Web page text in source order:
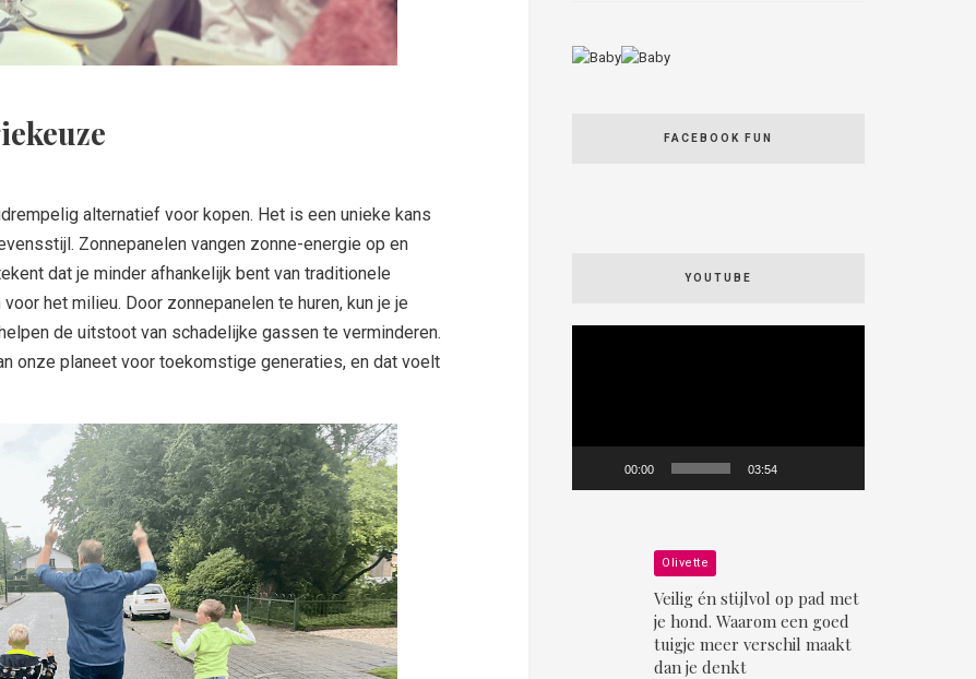
alternatief voor kopen. Het is een unieke kans
Zonnepanelen vangen zonne-energie op en
dat je minder afhankelijk bent van traditionele
het milieu. Door zonnepanelen te huren, kun je je
de uitstoot van schadelijke gassen te verminderen.
onze planeet voor toekomstige generaties, en dat voelt
FACEBOOK FUN
YOUTUBE
00:00 03:54
Olivette
Veilig én stijlvol op pad met
je hond. Waarom een goed
tuigje meer verschil maakt
dan je denkt